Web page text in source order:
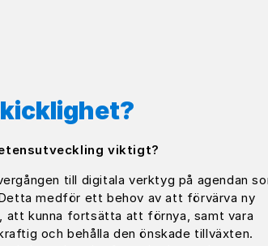
viktigt?
till digitala verktyg på agendan
medför ett behov av att förvärva ny
att kunna fortsätta att förnya, samt vara
och behålla den önskade tillväxten.